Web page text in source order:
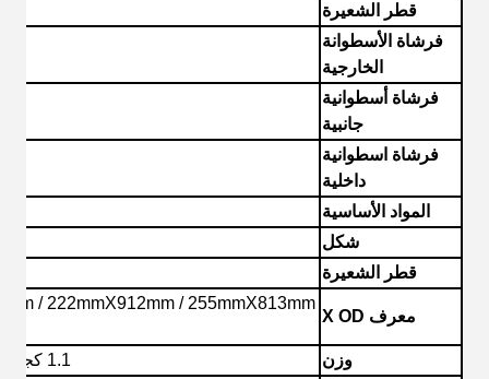
قطر الشعيرة
فرشاة الأسطوانة
الخارجية
فرشاة أسطوانية
جانبية
فرشاة اسطوانية
داخلية
المواد الأساسية
شكل
قطر الشعيرة
معرف X OD
وزن
1.1 كجم / 1.5 كجم / 1.6 كجم / 1.8 كجم / .....